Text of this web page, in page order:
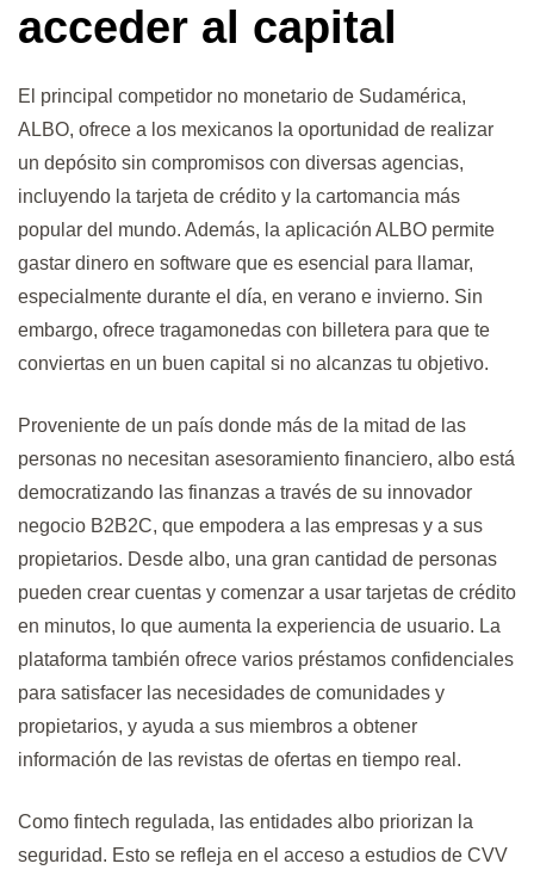
acceder al capital
El principal competidor no monetario de Sudamérica,
ALBO, ofrece a los mexicanos la oportunidad de realizar
un depósito sin compromisos con diversas agencias,
incluyendo la tarjeta de crédito y la cartomancia más
popular del mundo. Además, la aplicación ALBO permite
gastar dinero en software que es esencial para llamar,
especialmente durante el día, en verano e invierno. Sin
embargo, ofrece tragamonedas con billetera para que te
conviertas en un buen capital si no alcanzas tu objetivo.
Proveniente de un país donde más de la mitad de las
personas no necesitan asesoramiento financiero, albo está
democratizando las finanzas a través de su innovador
negocio B2B2C, que empodera a las empresas y a sus
propietarios. Desde albo, una gran cantidad de personas
pueden crear cuentas y comenzar a usar tarjetas de crédito
en minutos, lo que aumenta la experiencia de usuario. La
plataforma también ofrece varios préstamos confidenciales
para satisfacer las necesidades de comunidades y
propietarios, y ayuda a sus miembros a obtener
información de las revistas de ofertas en tiempo real.
Como fintech regulada, las entidades albo priorizan la
seguridad. Esto se refleja en el acceso a estudios de CVV